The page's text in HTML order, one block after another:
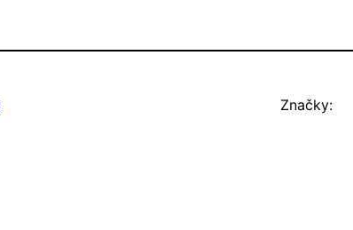
Značky: